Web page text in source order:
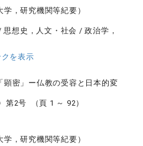
学，研究機関等紀要）
思想史，人文・社会 / 政治学，
を表示
顕密」ー仏教の受容と日本的変
2号 （頁 1 ～ 92）
学，研究機関等紀要）